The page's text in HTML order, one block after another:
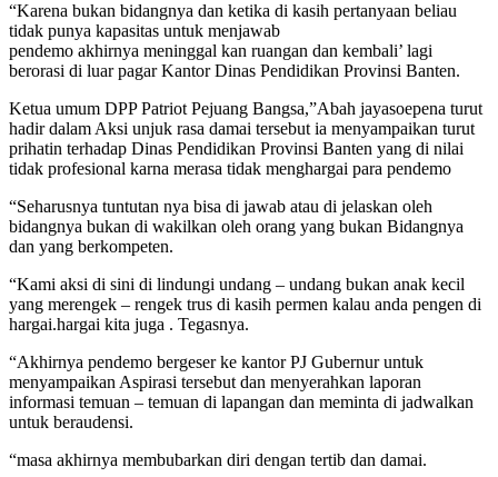
“Karena bukan bidangnya dan ketika di kasih pertanyaan beliau
tidak punya kapasitas untuk menjawab
pendemo akhirnya meninggal kan ruangan dan kembali’ lagi
berorasi di luar pagar Kantor Dinas Pendidikan Provinsi Banten.
Ketua umum DPP Patriot Pejuang Bangsa,”Abah jayasoepena turut
hadir dalam Aksi unjuk rasa damai tersebut ia menyampaikan turut
prihatin terhadap Dinas Pendidikan Provinsi Banten yang di nilai
tidak profesional karna merasa tidak menghargai para pendemo
“Seharusnya tuntutan nya bisa di jawab atau di jelaskan oleh
bidangnya bukan di wakilkan oleh orang yang bukan Bidangnya
dan yang berkompeten.
“Kami aksi di sini di lindungi undang – undang bukan anak kecil
yang merengek – rengek trus di kasih permen kalau anda pengen di
hargai.hargai kita juga . Tegasnya.
“Akhirnya pendemo bergeser ke kantor PJ Gubernur untuk
menyampaikan Aspirasi tersebut dan menyerahkan laporan
informasi temuan – temuan di lapangan dan meminta di jadwalkan
untuk beraudensi.
“masa akhirnya membubarkan diri dengan tertib dan damai.